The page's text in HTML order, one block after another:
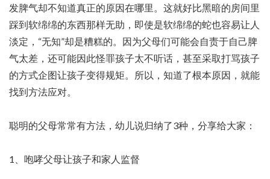
发脾气却不知道真正的原因在哪里。这就好比黑暗的房间里
踩到软绵绵的东西那样无助，即使是软绵绵的蛇也容易让人
淡定，“无知”却是糟糕的。因为父母们可能会自责于自己脾
气太差，还可能因此怪罪孩子太不听话，甚至采取打骂孩子
的方式企图让孩子变得规矩。所以，知道了根本原因，就能
找到方法应对。
聪明的父母常常有方法，幼儿说归纳了3种，分享给大家：
1、咆哮父母让孩子和家人监督